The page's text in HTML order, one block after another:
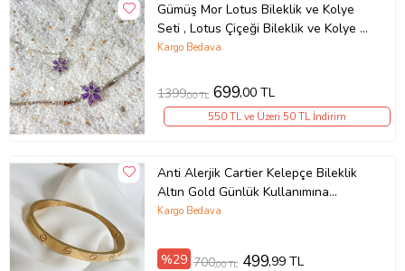
Gümüş Mor Lotus Bileklik ve Kolye
Seti , Lotus Çiçeği Bileklik ve Kolye ,
Şans Seti
Kargo Bedava
1399,00 TL 699,00 TL
550 TL ve Üzeri 50 TL İndirim
Anti Alerjik Cartier Kelepçe Bileklik
Altın Gold Günlük Kullanımına
Uygundur Kombinelerinizi
Aksesuar Bijuteri Hediyelik Doğum
Kargo Bedava
%29 700,00 TL 499,99 TL